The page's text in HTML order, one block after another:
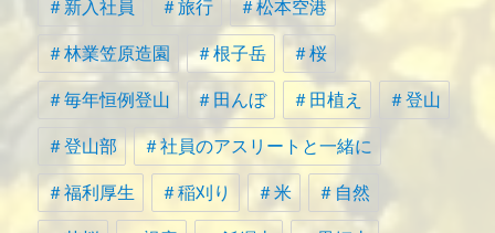
＃新入社員 ＃旅行 ＃松本空港
＃林業笠原造園 ＃根子岳 ＃桜
＃毎年恒例登山 ＃田んぼ ＃田植え ＃登山
＃登山部 ＃社員のアスリートと一緒に
＃福利厚生 ＃稲刈り ＃米 ＃自然